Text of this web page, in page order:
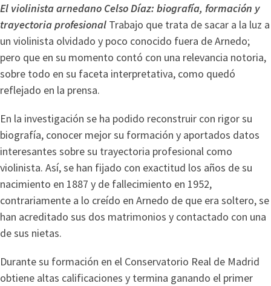
El violinista arnedano Celso Díaz: biografía, formación y
trayectoria profesional Trabajo que trata de sacar a la luz a
un violinista olvidado y poco conocido fuera de Arnedo;
pero que en su momento contó con una relevancia notoria,
sobre todo en su faceta interpretativa, como quedó
reflejado en la prensa.
En la investigación se ha podido reconstruir con rigor su
biografía, conocer mejor su formación y aportados datos
interesantes sobre su trayectoria profesional como
violinista. Así, se han fijado con exactitud los años de su
nacimiento en 1887 y de fallecimiento en 1952,
contrariamente a lo creído en Arnedo de que era soltero, se
han acreditado sus dos matrimonios y contactado con una
de sus nietas.
Durante su formación en el Conservatorio Real de Madrid
obtiene altas calificaciones y termina ganando el primer